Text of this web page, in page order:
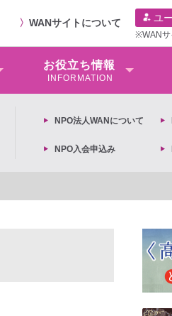
〉 WANサイトについて ユ
※WANサ
お役⽴ち情報
INFORMATION
NPO法⼈WANについて
NPO入会申込み